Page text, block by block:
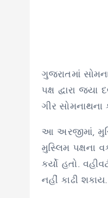
ગુજરાતમાં
પક્ષ દ્વારા
ગીર
આ અરજીમાં,
મુસ્લિમ પક્ષના
કર્યો હતો.
નહીં કાઢી શકાય.